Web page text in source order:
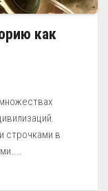
как
строчками в